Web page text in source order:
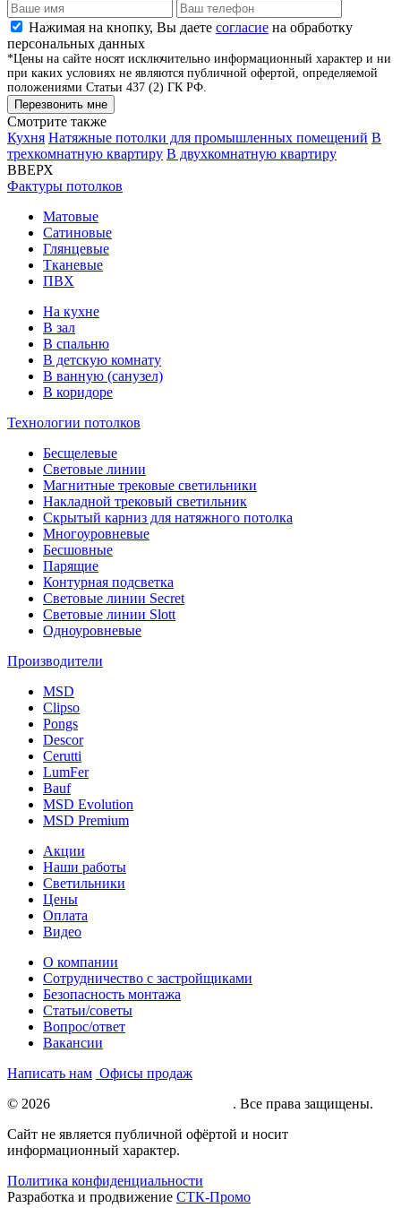
Нажимая на кнопку, Вы даете согласие на обработку
персональных данных
*Цены на сайте носят исключительно информационный характер и ни
при каких условиях не являются публичной офертой, определяемой
положениями Статьи 437 (2) ГК РФ.
Перезвонить мне
Смотрите также
Кухня Натяжные потолки для промышленных помещений В
трехкомнатную квартиру В двухкомнатную квартиру
ВВЕРХ
Фактуры потолков
Матовые
Сатиновые
Глянцевые
Тканевые
ПВХ
На кухне
В зал
В спальню
В детскую комнату
В ванную (санузел)
В коридоре
Технологии потолков
Бесщелевые
Световые линии
Магнитные трековые светильники
Накладной трековый светильник
Скрытый карниз для натяжного потолка
Многоуровневые
Бесшовные
Парящие
Контурная подсветка
Световые линии Secret
Световые линии Slott
Одноуровневые
Производители
MSD
Clipso
Pongs
Descor
Cerutti
LumFer
Bauf
MSD Evolution
MSD Premium
Акции
Наши работы
Светильники
Цены
Оплата
Видео
О компании
Сотрудничество с застройщиками
Безопасность монтажа
Статьи/советы
Вопрос/ответ
Вакансии
Написать нам Офисы продаж
© 2026
. Все права защищены.
Сайт не является публичной офёртой и носит
информационный характер.
Политика конфиденциальности
Разработка и продвижение СТК-Промо